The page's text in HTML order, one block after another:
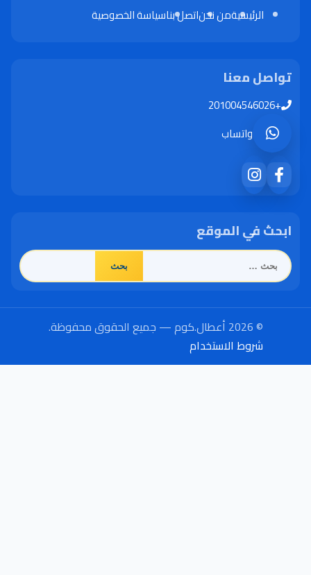
الرئيسيةمن نحناتصل بناسياسة الخصوصية
تواصل معنا
واتساب
ابحث في الموقع
البحث
شروط الاستخدام